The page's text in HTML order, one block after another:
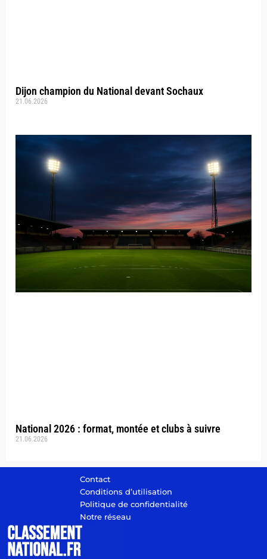
Dijon champion du National devant Sochaux
21.06.2026
National 2026 : format, montée et clubs à suivre
21.06.2026
Contact
Conditions d’utilisation
Politique de confidentialité
Notre réseau